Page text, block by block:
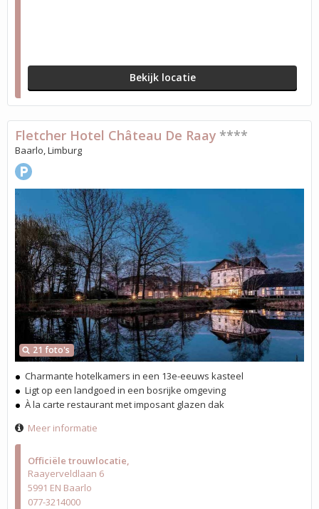
Bekijk locatie
Officiële trouwlocatie
Raayerveldlaan 6
5991 EN Baarlo
077-3214000
21 foto's
Fletcher Hotel Château De Raay ****
Baarlo, Limburg
Charmante hotelkamers in een 13e-eeuws kasteel
Ligt op een landgoed in een bosrijke omgeving
À la carte restaurant met imposant glazen dak
Meer informatie